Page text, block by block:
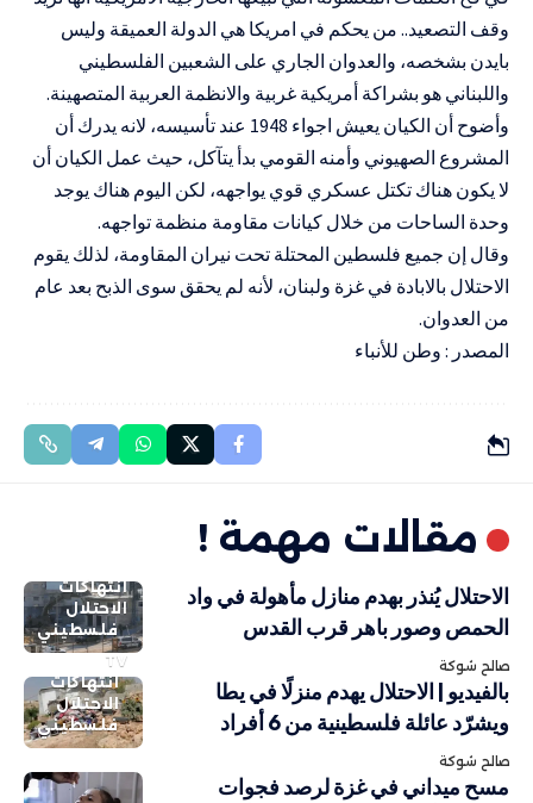
وقف التصعيد.. من يحكم في امريكا هي الدولة العميقة وليس
بايدن بشخصه، والعدوان الجاري على الشعبين الفلسطيني
واللبناني هو بشراكة أمريكية غربية والانظمة العربية المتصهينة.
وأضوح أن الكيان يعيش اجواء 1948 عند تأسيسه، لانه يدرك أن
المشروع الصهيوني وأمنه القومي بدأ يتآكل، حيث عمل الكيان أن
لا يكون هناك تكتل عسكري قوي يواجهه، لكن اليوم هناك يوجد
وحدة الساحات من خلال كيانات مقاومة منظمة تواجهه.
وقال إن جميع فلسطين المحتلة تحت نيران المقاومة، لذلك يقوم
الاحتلال بالابادة في غزة ولبنان، لأنه لم يحقق سوى الذبح بعد عام
من العدوان.
المصدر : وطن للأنباء
مقالات مهمة !
انتهاكات
الاحتلال
فلسطيني
الاحتلال يُنذر بهدم منازل مأهولة في واد
الحمص وصور باهر قرب القدس
صالح شوكة
TV
انتهاكات
الاحتلال
فلسطيني
بالفيديو | الاحتلال يهدم منزلًا في يطا
ويشرّد عائلة فلسطينية من 6 أفراد
صالح شوكة
مسح ميداني في غزة لرصد فجوات